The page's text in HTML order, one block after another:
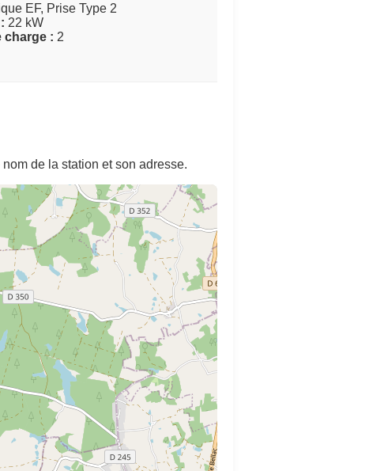
EF, Prise Type 2
22 kW
charge : 2
de la station et son adresse.